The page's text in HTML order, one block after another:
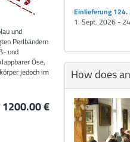
und
Perlbändern
und
Öse,
jedoch im
1200.00 €
Einlieferung 124.
1. Sept. 2026 -
How does